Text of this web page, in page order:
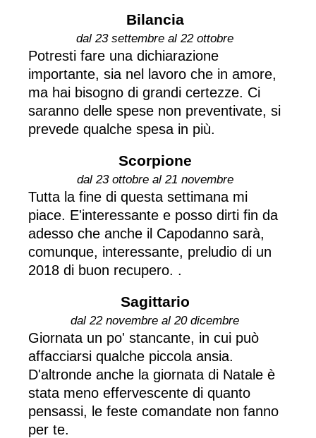
Bilancia
dal 23 settembre al 22 ottobre
Potresti fare una dichiarazione
importante, sia nel lavoro che in amore,
ma hai bisogno di grandi certezze. Ci
saranno delle spese non preventivate, si
prevede qualche spesa in più.
Scorpione
dal 23 ottobre al 21 novembre
Tutta la fine di questa settimana mi
piace. E'interessante e posso dirti fin da
adesso che anche il Capodanno sarà,
comunque, interessante, preludio di un
2018 di buon recupero. .
Sagittario
dal 22 novembre al 20 dicembre
Giornata un po' stancante, in cui può
affacciarsi qualche piccola ansia.
D'altronde anche la giornata di Natale è
stata meno effervescente di quanto
pensassi, le feste comandate non fanno
per te.